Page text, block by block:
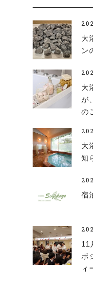
大
ン
大
が
の
大
知
宿
11
ボ
ィ